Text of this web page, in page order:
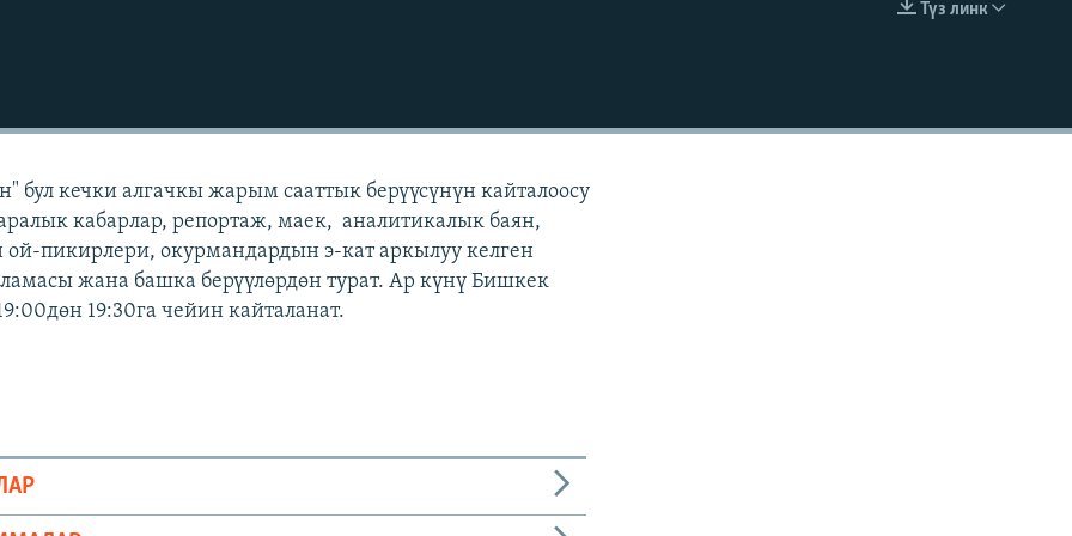
EMBED
Түз линк
бул кечки алгачкы жарым сааттык берүүсүнүн кайталоосу
кабарлар, репортаж, маек, аналитикалык баян,
ой-пикирлери, окурмандардын э-кат аркылуу келген
жана башка берүүлөрдөн турат. Ар күнү Бишкек
19:30га чейин кайталанат.